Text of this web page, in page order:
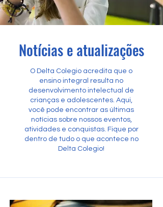
Notícias e atualizações
O Delta Colegio acredita que o
ensino integral resulta no
desenvolvimento intelectual de
crianças e adolescentes. Aqui,
você pode encontrar as últimas
notícias sobre nossos eventos,
atividades e conquistas. Fique por
dentro de tudo o que acontece no
Delta Colegio!